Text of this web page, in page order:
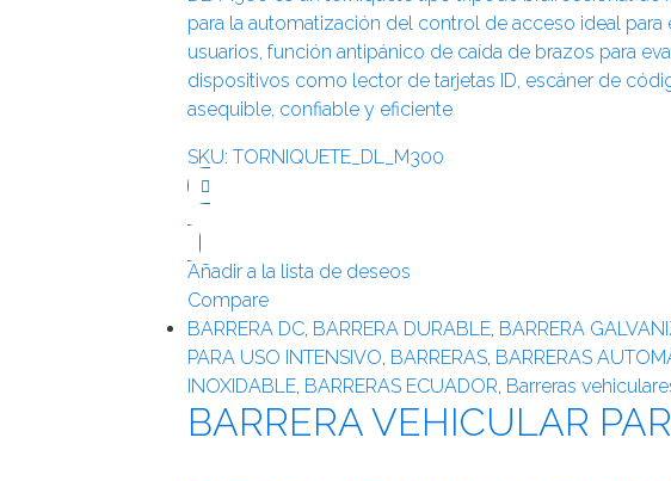
para la automatización del control de acceso ideal
usuarios, función antipánico de caída de brazos para
dispositivos como lector de tarjetas ID, escáner de
asequible, confiable y eficiente
SKU: TORNIQUETE_DL_M300
Añadir a la lista de deseos
Compare
BARRERA DC, BARRERA DURABLE, BARRERA
PARA USO INTENSIVO, BARRERAS, BARRERAS
INOXIDABLE, BARRERAS ECUADOR, Barreras
BARRERA VEHICULAR